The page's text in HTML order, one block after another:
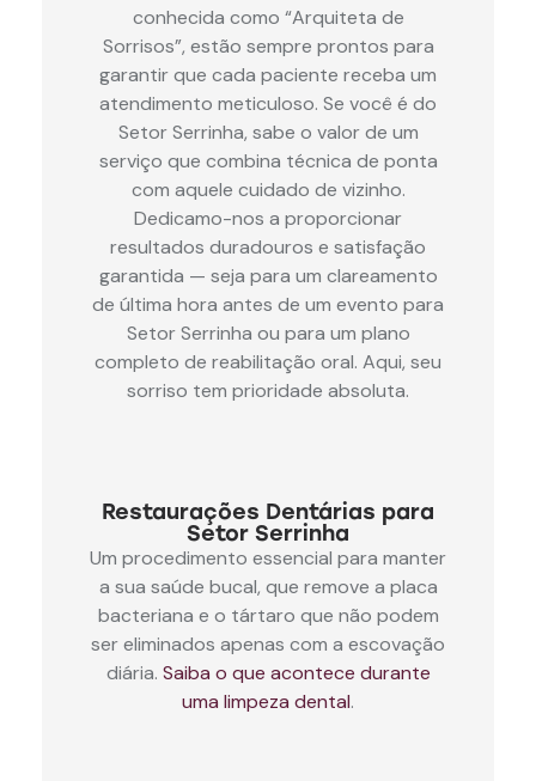
conhecida como “Arquiteta de
Sorrisos”, estão sempre prontos para
garantir que cada paciente receba um
atendimento meticuloso. Se você é do
Setor Serrinha, sabe o valor de um
serviço que combina técnica de ponta
com aquele cuidado de vizinho.
Dedicamo-nos a proporcionar
resultados duradouros e satisfação
garantida — seja para um clareamento
de última hora antes de um evento para
Setor Serrinha ou para um plano
completo de reabilitação oral. Aqui, seu
sorriso tem prioridade absoluta.
Restaurações Dentárias para
Setor Serrinha
Um procedimento essencial para manter
a sua saúde bucal, que remove a placa
bacteriana e o tártaro que não podem
ser eliminados apenas com a escovação
diária. Saiba o que acontece durante
uma limpeza dental.